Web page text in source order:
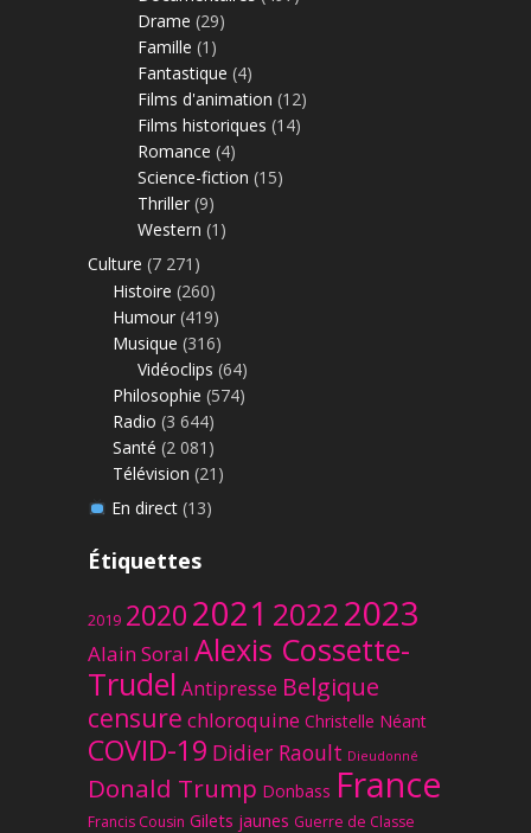
Drame (29)
Famille (1)
Fantastique (4)
Films d'animation (12)
Films historiques (14)
Romance (4)
Science-fiction (15)
Thriller (9)
Western (1)
Culture (7 271)
Histoire (260)
Humour (419)
Musique (316)
Vidéoclips (64)
Philosophie (574)
Radio (3 644)
Santé (2 081)
Télévision (21)
En direct(13)
Étiquettes
2019 20202021 20222023
Alain Soral Alexis Cossette-
Trudel Antipresse Belgique
censure chloroquine Christelle Néant
COVID-19 Didier Raoult Dieudonné
Donald Trump Donbass France
Francis Cousin Gilets jaunes Guerre de Classe